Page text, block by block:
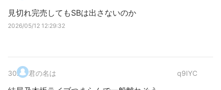
見切れ完売してもSBは出さないのか
2026/05/12 12:29:32
30. 君の名は q9IYC